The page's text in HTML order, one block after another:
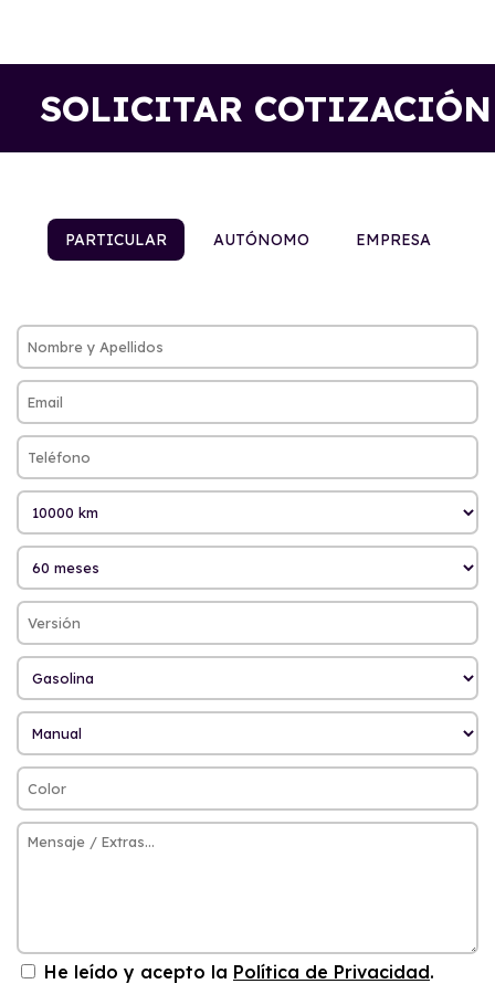
SOLICITAR COTIZACIÓN
PARTICULAR AUTÓNOMO EMPRESA
He leído y acepto la Política de Privacidad.